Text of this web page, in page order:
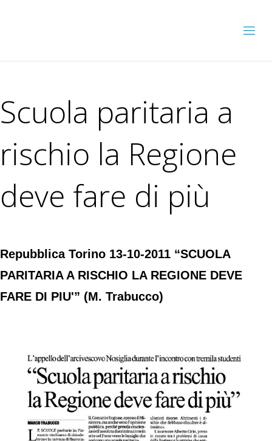
Scuola paritaria a
rischio la Regione
deve fare di più
Repubblica Torino 13-10-2011 “SCUOLA
PARITARIA A RISCHIO LA REGIONE DEVE
FARE DI PIU'” (M. Trabucco)